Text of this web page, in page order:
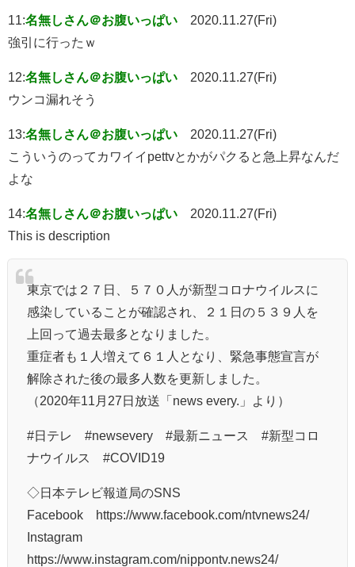
11:名無しさん＠お腹いっぱい
2020.11.27(Fri)
強引に行ったｗ
12:名無しさん＠お腹いっぱい
2020.11.27(Fri)
ウンコ漏れそう
13:名無しさん＠お腹いっぱい
2020.11.27(Fri)
こういうのってカワイイpettvとかがパクると急上昇なんだ
よな
14:名無しさん＠お腹いっぱい
2020.11.27(Fri)
This is description
東京では２７日、５７０人が新型コロナウイルスに
感染していることが確認され、２１日の５３９人を
上回って過去最多となりました。
重症者も１人増えて６１人となり、緊急事態宣言が
解除された後の最多人数を更新しました。
（2020年11月27日放送「news every.」より）
#日テレ #newsevery #最新ニュース #新型コロ
ナウイルス #COVID19
◇日本テレビ報道局のSNS
Facebook https://www.facebook.com/ntvnews24/
Instagram
https://www.instagram.com/nippontv.news24/